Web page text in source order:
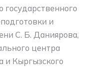
государственного
и
С. Б. Даниярова,
центра
и Кыргызского